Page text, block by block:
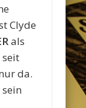
Clyde
als
seit
da.